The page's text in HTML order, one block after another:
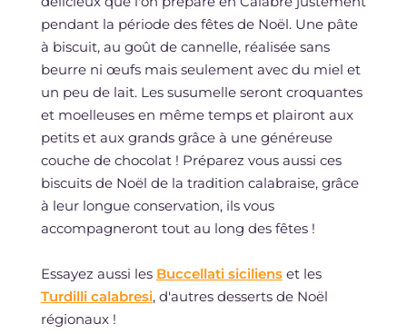
pendant la période des fêtes de Noël. Une pâte
à biscuit, au goût de cannelle, réalisée sans
beurre ni œufs mais seulement avec du miel et
un peu de lait. Les susumelle seront croquantes
et moelleuses en même temps et plairont aux
petits et aux grands grâce à une généreuse
couche de chocolat ! Préparez vous aussi ces
biscuits de Noël de la tradition calabraise, grâce
à leur longue conservation, ils vous
accompagneront tout au long des fêtes !
Essayez aussi les Buccellati sicilienset les
Turdilli calabresi, d'autres desserts de Noël
régionaux !